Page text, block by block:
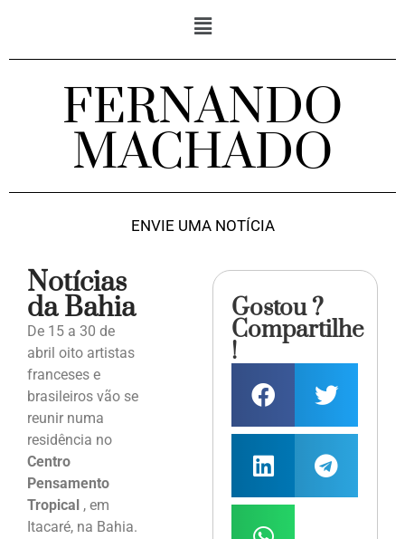
FERNANDO
MACHADO
ENVIE UMA NOTÍCIA
Notícias
da Bahia
De 15 a 30 de
abril oito artistas
franceses e
brasileiros vão se
reunir numa
residência no
Centro
Pensamento
Tropical , em
Itacaré, na Bahia.
Gostou ?
Compartilhe
!